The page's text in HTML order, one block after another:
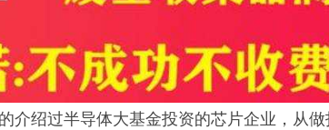
介绍过半导体大基金投资的芯片企业，从